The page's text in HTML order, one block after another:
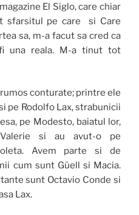
El Siglo, care chiar
sfarsitul pe care si Care
sa, m-a facut sa cred ca
una reala. M-a tinut tot
conturate; printre ele
pe Rodolfo Lax, strabunicii
pe Modesto, baiatul lor,
si au avut-o pe
Avem parte si de
cum sunt Güell si Macia.
sunt Octavio Conde si
Lax.